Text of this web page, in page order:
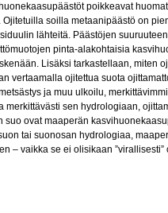
poikkeavat
soilla metaanipäästö on
lähteitä. Päästöjen
pinta-alakohtaisia
Lisäksi tarkastellaan, miten
vertaamalla ojitettua suota
ja muu ulkoilu,
sen hydrologiaan,
ovat maaperän
tai suonosan hydrologiaa,
– vaikka se ei olisikaan ”virallisesti”